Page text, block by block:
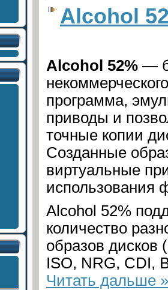
Alcohol
Alcohol 52% —
программа,
приводы и
точные копии
Созданные
виртуальные
использования
Alcohol 52%
количество
образов дисков
ISO, NRG, CDI,
Читать дальше »